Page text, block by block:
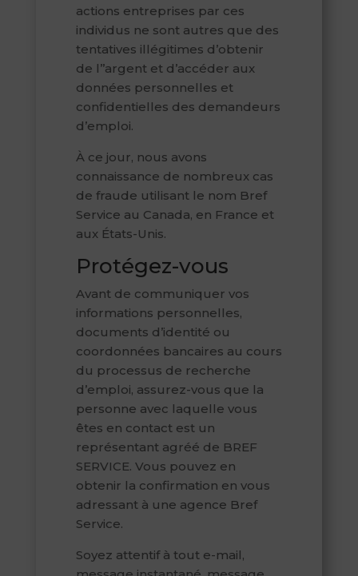
actions entreprises par ces
individus ne sont autres que des
tentatives illégitimes d’obtenir
de l’’argent et d’accéder aux
données personnelles et
confidentielles des demandeurs
d’emploi.
À ce jour, nous avons
connaissance de nombreux cas
de fraude utilisant le nom Bref
Service au Canada, en France et
aux États-Unis.
Protégez-vous
Avant de communiquer vos
informations personnelles,
documents d’identité ou
coordonnées bancaires au cours
du processus de recherche
d’emploi, assurez-vous que la
personne avec laquelle vous
êtes en contact est un
représentant agréé de BREF
SERVICE. Vous pouvez en
obtenir la confirmation en vous
adressant à une agence Bref
Service.
Soyez attentif à tout e-mail,